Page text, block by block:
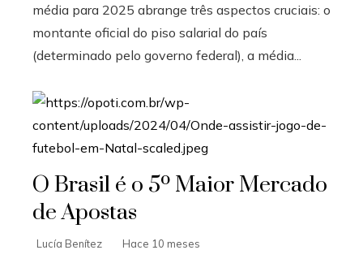
média para 2025 abrange três aspectos cruciais: o
montante oficial do piso salarial do país
(determinado pelo governo federal), a média...
O Brasil é o 5º Maior Mercado
de Apostas
Lucía Benítez Hace 10 meses